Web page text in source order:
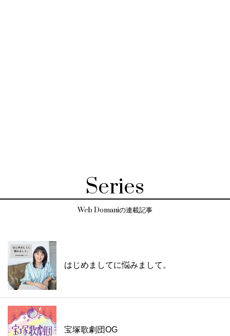
Series
Web Domaniの連載記事
はじめましてに悩みまして。
宝塚歌劇団OG